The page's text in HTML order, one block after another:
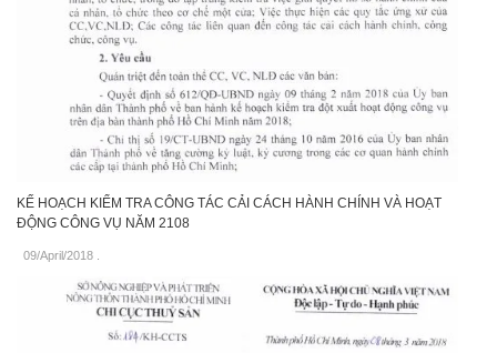
KẾ HOẠCH KIỂM TRA CÔNG TÁC CẢI CÁCH HÀNH CHÍNH VÀ HOẠT
ĐỘNG CÔNG VỤ NĂM 2108
09/April/2018